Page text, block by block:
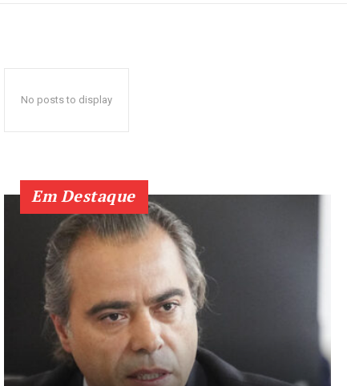
No posts to display
Em Destaque